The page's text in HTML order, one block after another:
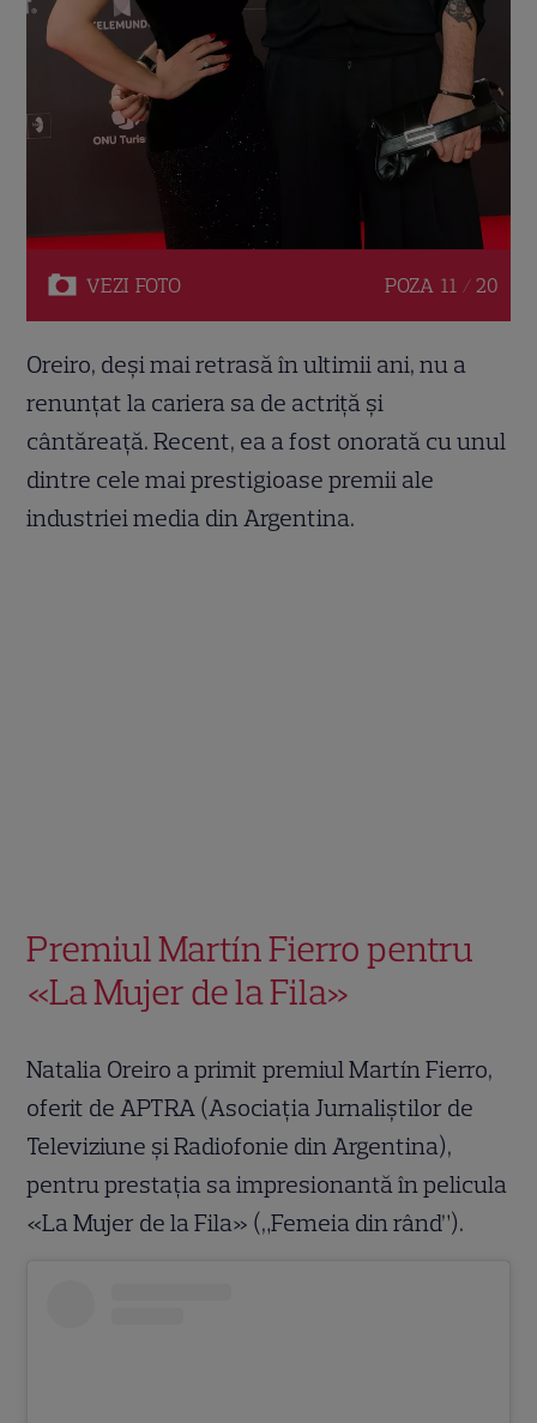
VEZI FOTO POZA 11 / 20
Oreiro, deși mai retrasă în ultimii ani, nu a
renunțat la cariera sa de actriță și
cântăreață. Recent, ea a fost onorată cu unul
dintre cele mai prestigioase premii ale
industriei media din Argentina.
Premiul Martín Fierro pentru
«La Mujer de la Fila»
Natalia Oreiro a primit premiul Martín Fierro,
oferit de APTRA (Asociația Jurnaliștilor de
Televiziune și Radiofonie din Argentina),
pentru prestația sa impresionantă în pelicula
«La Mujer de la Fila» („Femeia din rând”).